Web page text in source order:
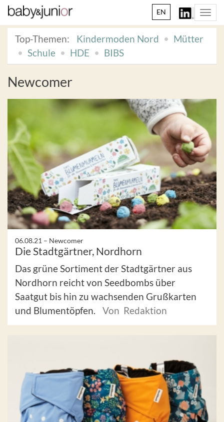
EN
Top-Themen: Kindermoden Nord
Mütter
Schule
HDE BIBS
Newcomer
06.08.21 – Newcomer
Die Stadtgärtner, Nordhorn
Das grüne Sortiment der Stadtgärtner aus
Nordhorn reicht von Seedbombs über
Saatgut bis hin zu wachsenden Grußkarten
und Blumentöpfen.
Von Redaktion